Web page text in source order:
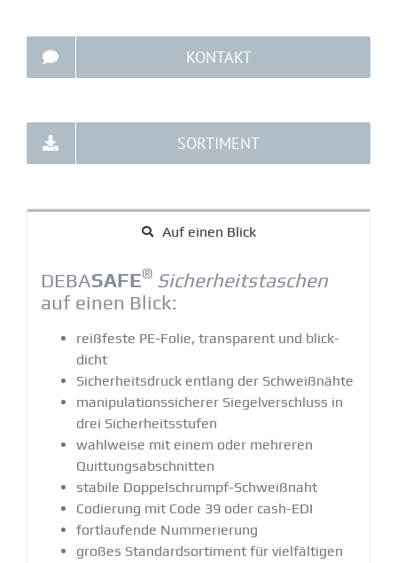
KONTAKT
SORTIMENT
Auf einen Blick
DEBASAFE® Sicher­heits­ta­schen
auf einen Blick:
reißfeste PE-Folie, trans­parent und blick­
dicht
Sicher­heits­druck entlang der Schweiß­nähte
manipu­la­ti­ons­si­cherer Siegel­ver­schluss in
drei Sicher­heits­stufen
wahlweise mit einem oder mehreren
Quittungs­ab­schnitten
stabile Doppel­schrumpf-Schweißnaht
Codierung mit Code 39 oder cash-EDI
fortlau­fende Numme­rierung
großes Standard­sor­timent für vielfäl­tigen